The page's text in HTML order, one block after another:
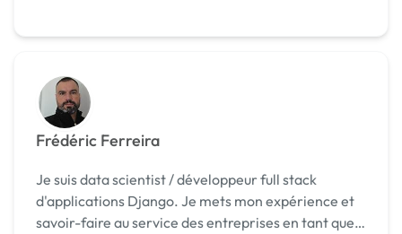
Frédéric Ferreira
Je suis data scientist / développeur full stack
d'applications Django. Je mets mon expérience et
savoir-faire au service des entreprises en tant que